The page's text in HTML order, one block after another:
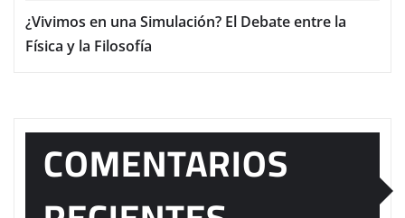
¿Vivimos en una Simulación? El Debate entre la
Física y la Filosofía
COMENTARIOS